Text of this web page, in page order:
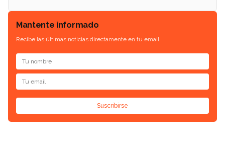
Mantente informado
Recibe las últimas noticias directamente en tu email.
Suscribirse